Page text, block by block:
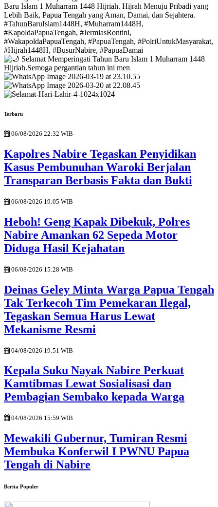
Terbaru
06/08/2026 22:32 WIB
Kapolres Nabire Tegaskan Penyidikan
Kasus Pembunuhan Waroki Berjalan
Transparan Berbasis Fakta dan Bukti
06/08/2026 19:05 WIB
Heboh! Geng Kapak Dibekuk, Polres
Nabire Amankan 62 Sepeda Motor
Diduga Hasil Kejahatan
06/08/2026 15:28 WIB
Deinas Geley Minta Warga Papua Tengah
Tak Terkecoh Tim Pemekaran Ilegal,
Tegaskan Semua Harus Lewat
Mekanisme Resmi
04/08/2026 19:51 WIB
Kepala Suku Nayak Nabire Perkuat
Kamtibmas Lewat Sosialisasi dan
Pembagian Sembako kepada Warga
04/08/2026 15:59 WIB
Mewakili Gubernur, Tumiran Resmi
Membuka Konferwil I PWNU Papua
Tengah di Nabire
Berita Populer